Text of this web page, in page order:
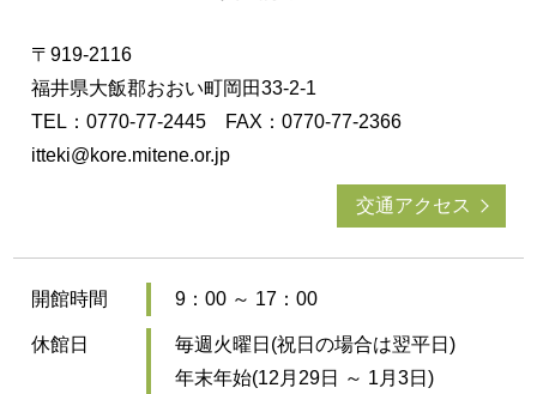
〒919-2116
福井県大飯郡おおい町岡田33-2-1
TEL：0770-77-2445 FAX：0770-77-2366
itteki@kore.mitene.or.jp
交通アクセス
開館時間 9：00 ～ 17：00
休館日
毎週火曜日(祝日の場合は翌平日)
年末年始(12月29日 ～ 1月3日)